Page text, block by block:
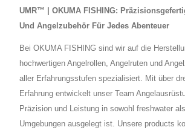
UMR™ | OKUMA FISHING:
Und Angelzubehör Für Jedes Abenteuer
Bei OKUMA FISHING sind wir auf die
hochwertigen Angelrollen, Angelruten und
aller Erfahrungsstufen spezialisiert. Mit über
Erfahrung entwickelt unser Team
Präzision und Leistung in sowohl freshwater
Umgebungen ausgelegt ist. Unsere products